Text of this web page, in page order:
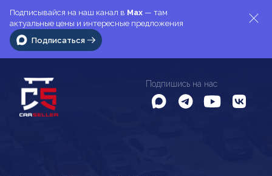
Подписывайся на наш канал в Max — там
актуальные цены и интересные предложения
Подписаться
Подпишись на нас